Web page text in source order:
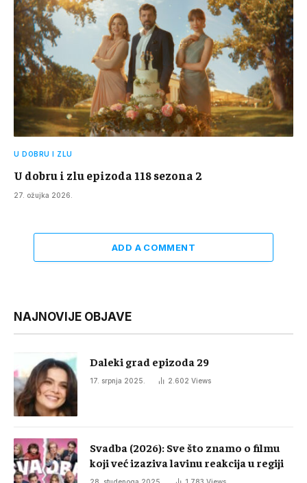
U DOBRU I ZLU
U dobru i zlu epizoda 118 sezona 2
27. ožujka 2026.
ADD A COMMENT
NAJNOVIJE OBJAVE
Daleki grad epizoda 29
17. srpnja 2025. 2.602 Views
Svadba (2026): Sve što znamo o filmu
koji već izaziva lavinu reakcija u regiji